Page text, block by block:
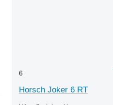
6
Horsch Joker 6 RT